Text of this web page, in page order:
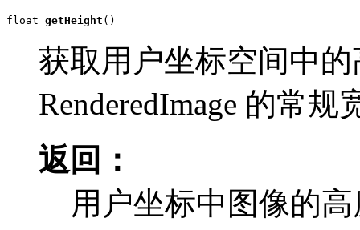
float getHeight ()
获取用户坐标空间中
RenderedImage 的常规
返回：
用户坐标中图像的